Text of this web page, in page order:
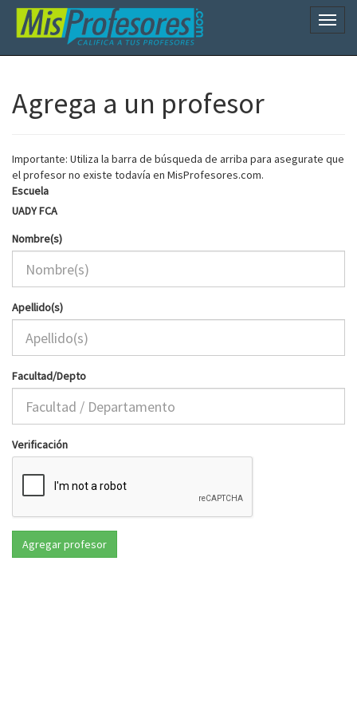
Agrega a un profesor
Importante: Utiliza la barra de búsqueda de arriba para asegurate que
el profesor no existe todavía en MisProfesores.com.
Escuela
UADY FCA
Nombre(s)
Apellido(s)
Facultad/Depto
Verificación